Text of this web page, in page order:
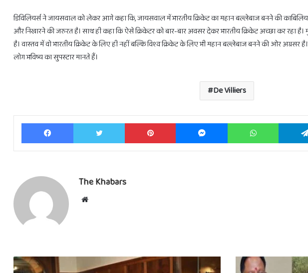
डिविलियर्स ने जायसवाल को लेकर आगे कहा कि, जायसवाल में भारतीय क्रिकेट का महान बल्लेबाज बनने की
और निखारने की जरुरत है। साथ ही कहा कि ऐसे क्रिकेटर को बार-बार अवसर देकर भारतीय क्रिकेट अच्छा कर
है। वास्तव में वो भारतीय क्रिकेट के लिए ही नहीं बल्कि विश्व क्रिकेट के लिए भी महान बल्लेबाज बनने की ओर अग्रसर
लोग भविष्य का सुपस्टार मानते हैं।
De Villiers
Facebook Twitter Pinterest Messenger WhatsApp
The Khabars
Website
ही
लाभ
February 27, 2025
28 फरवरी से 3 राशियों को होगा लाभ ही लाभ
का
ही
समय
February
होलिका